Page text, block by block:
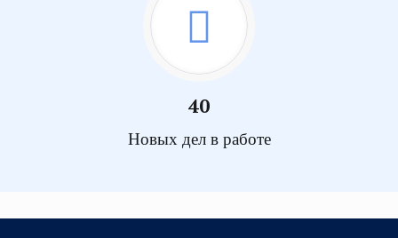
40
Новых дел в работе